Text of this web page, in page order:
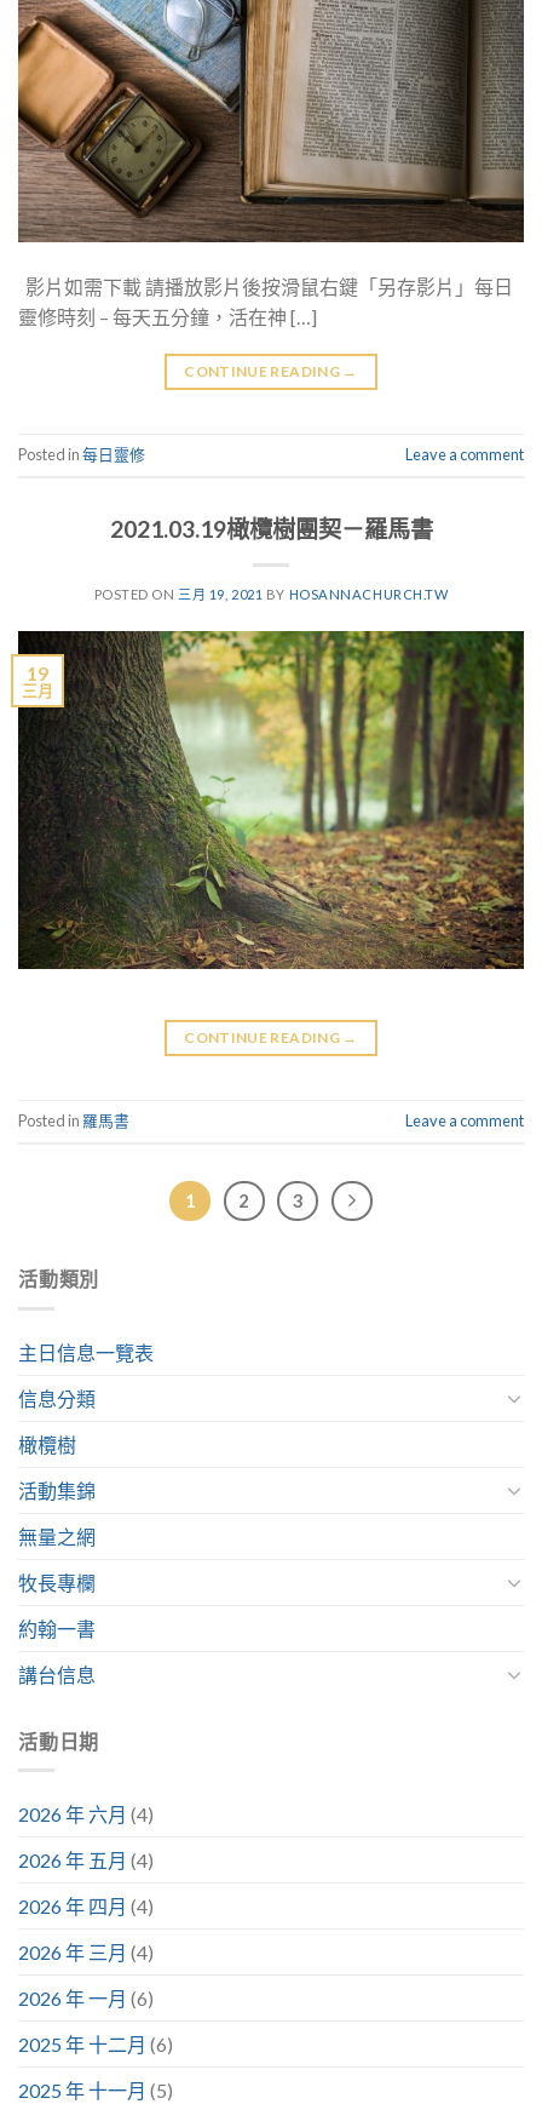
影片如需下載 請播放影片後按滑鼠右鍵「另存影片」每日
靈修時刻 – 每天五分鐘，活在神 […]
CONTINUE READING →
Posted in每日靈修 Leave a comment
2021.03.19橄欖樹團契－羅馬書
POSTED ON 三月 19, 2021 BY HOSANNACHURCH.TW
19
三月
CONTINUE READING →
Posted in 羅馬書 Leave a comment
1 2 3
活動類別
主日信息一覽表
信息分類
橄欖樹
活動集錦
無量之網
牧長專欄
約翰一書
講台信息
活動日期
2026 年 六月 (4)
2026 年 五月 (4)
2026 年 四月 (4)
2026 年 三月 (4)
2026 年 一月 (6)
2025 年 十二月 (6)
2025 年 十一月 (5)